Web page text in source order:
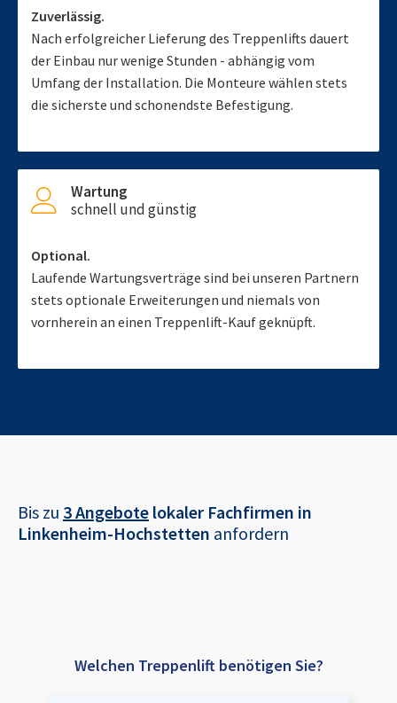
Zuverlässig.
Nach erfolgreicher Lieferung des Treppenlifts dauert
der Einbau nur wenige Stunden - abhängig vom
Umfang der Installation. Die Monteure wählen stets
die sicherste und schonendste Befestigung.
Wartung
schnell und günstig
Optional.
Laufende Wartungsverträge sind bei unseren Partnern
stets optionale Erweiterungen und niemals von
vornherein an einen Treppenlift-Kauf geknüpft.
Bis zu 3 Angebote lokaler Fachfirmen in
Linkenheim-Hochstetten anfordern
Welchen Treppenlift benötigen Sie?